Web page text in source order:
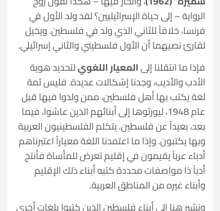
الرواية – إلى حياة الإسرائيليين؟ لقد ولد الأول في
فرنسا، خلافاً للثاني الذي ولد في فلسطين. ويخيل
لقارئ نصيهما أن الأول فلسطيني والثاني إسرائيلي.
فإذا ما انتقلنا إلىالمعيار اللغويلتحديد هوية
الأدب والأديب، وجدنا إشكالات عديدة. فليس ثمة
لغة يكتب بها أهل فلسطين، ممن ولدوا فيها قبل
عام 1948، ليورثوها إلى أبنائهم الذين عاشوا، فيما
بعد، بعيداً عن فلسطين. يتكلم الفلسطينيون العربية
وبها يكتبون. وإذا ما اعتمدنا اللغة معياراً اعتبرناهم
أدباء عرباً يقيمون في إقليم تعرض للمأساة فأنتج
أدباً ذا مواصفات محددة كتبه أبناء ذلك الإقليم
وأبناء غيره من المناطق العربية.
ونشير هنا إلى أبناء فلسطين الذين كتبوا بلغات أخرى